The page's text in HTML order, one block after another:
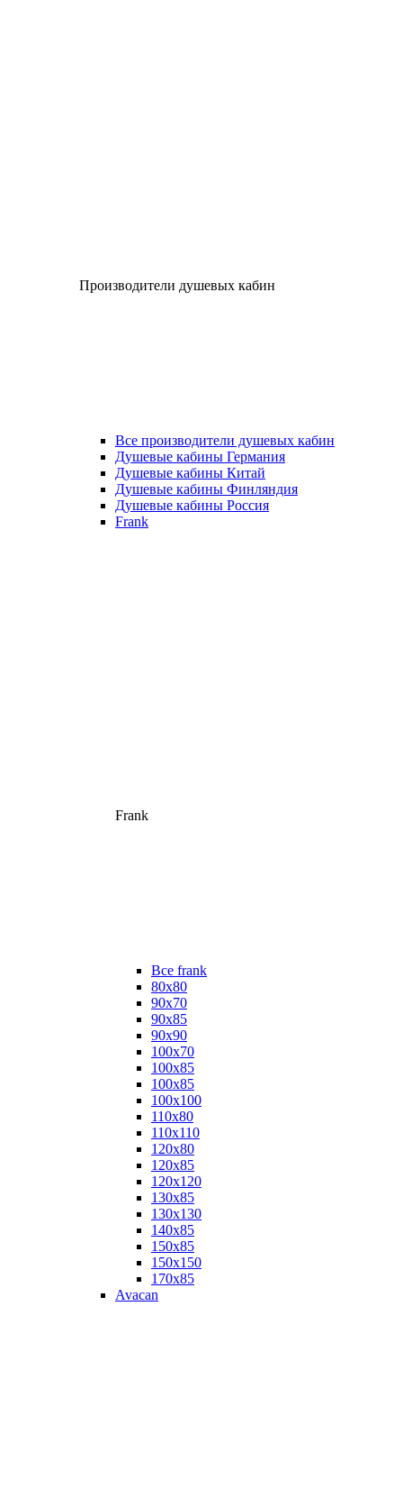
Производители душевых кабин
Все производители душевых кабин
Душевые кабины Германия
Душевые кабины Китай
Душевые кабины Финляндия
Душевые кабины Россия
Frank
Frank
Все frank
80х80
90х70
90х85
90х90
100х70
100х85
100х85
100х100
110х80
110х110
120х80
120х85
120х120
130х85
130х130
140х85
150х85
150х150
170х85
Avacan